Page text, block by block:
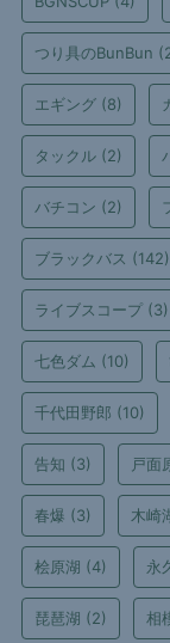
つり具のBunBun
エギング (8)
タックル (2)
バチコン (2)
ブラックバス (142)
ライブスコープ (3)
七色ダム (10)
千代田野郎 (10)
告知 (3) 戸面
春爆 (3) 木崎
桧原湖 (4) 永
琵琶湖 (2) 相